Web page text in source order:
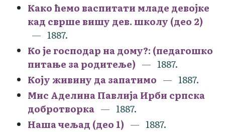
Како ћемо васпитати младе девојке
кад сврше вишу дев. школу (део 2)
1887.
Ко је господар на дому?: (педагошко
питање за родитеље)
1887.
Коју живину да запатимо
1887.
Мис Аделина Павлија Ирби српска
добротворка
1887.
Наша чељад (део 1)
1887.